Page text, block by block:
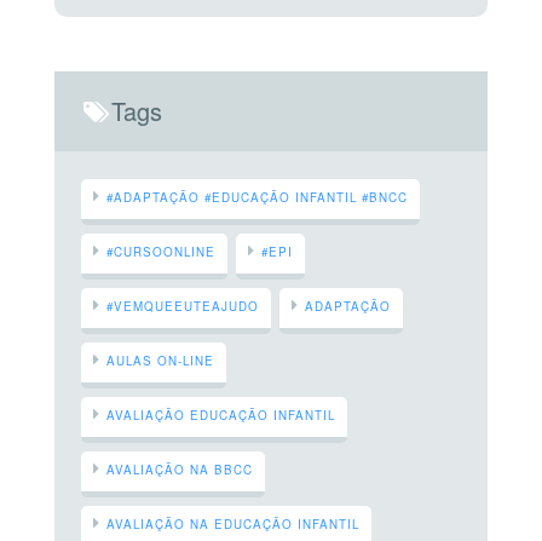
Tags
#ADAPTAÇÃO #EDUCAÇÃO INFANTIL #BNCC
#CURSOONLINE #EPI
#VEMQUEEUTEAJUDO ADAPTAÇÃO
AULAS ON-LINE
AVALIAÇÃO EDUCAÇÃO INFANTIL
AVALIAÇÃO NA BBCC
AVALIAÇÃO NA EDUCAÇÃO INFANTIL